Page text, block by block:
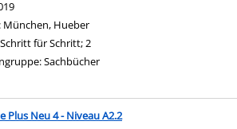
diesem Verfasser
München, Hueber
Schritt für Schritt; 2
Sachbücher
Plus Neu 4 - Niveau A2.2